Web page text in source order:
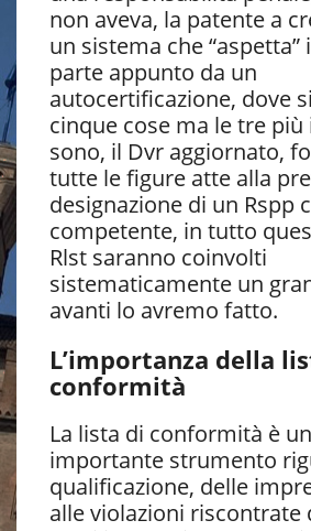
non aveva, la patente a
un sistema che
parte appunto da un
autocertificazione, dove
cinque cose ma le tre
sono, il Dvr aggiornato,
tutte le figure atte alla
designazione di un Rspp
competente, in tutto
Rlst saranno coinvolti
sistematicamente un
avanti lo avremo fatto.
L’importanza della
conformità
La lista di conformità è
importante strumento
qualificazione, delle
alle violazioni riscontrate